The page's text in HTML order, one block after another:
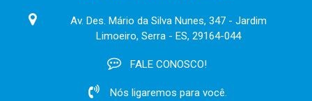
Av. Des. Mário da Silva Nunes, 347 - Jardim
Limoeiro, Serra - ES, 29164-044
FALE CONOSCO!
Nós ligaremos para você.